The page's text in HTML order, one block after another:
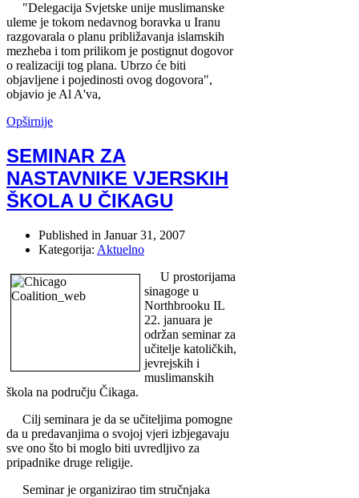
"Delegacija Svjetske unije muslimanske
uleme je tokom nedavnog boravka u Iranu
razgovarala o planu približavanja islamskih
mezheba i tom prilikom je postignut dogovor
o realizaciji tog plana. Ubrzo će biti
objavljene i pojedinosti ovog dogovora",
objavio je Al A'va,
Opširnije
SEMINAR ZA
NASTAVNIKE VJERSKIH
ŠKOLA U ČIKAGU
Published in Januar 31, 2007
Kategorija: Aktuelno
U prostorijama
sinagoge u
Northbrooku IL
22. januara je
održan seminar za
učitelje katoličkih,
jevrejskih i
muslimanskih
škola na području Čikaga.
Cilj seminara je da se učiteljima pomogne
da u predavanjima o svojoj vjeri izbjegavaju
sve ono što bi moglo biti uvredljivo za
pripadnike druge religije.
Seminar je organizirao tim stručnjaka